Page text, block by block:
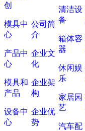
创
模具中
心
产品中
心
模具和
产品
设备中
心
公司简
介
企业文
化
企业架
构
企业优
势
清洁设
备
箱体容
器
休闲娱
乐
家居园
艺
汽车配